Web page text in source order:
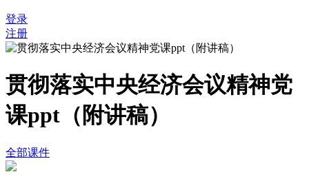
登录
注册
贯彻落实中央经济会议精神党
课ppt（附讲稿）
全部课件